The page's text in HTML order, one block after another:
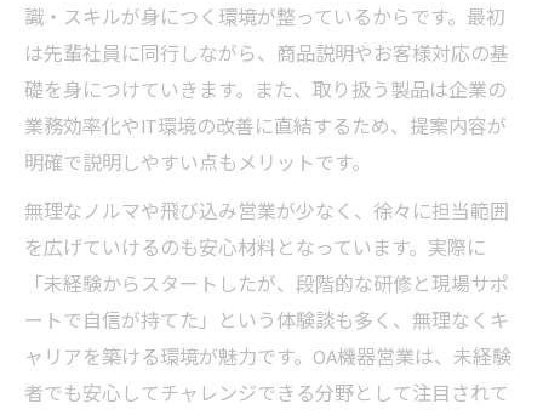
識・スキルが身につく環境が整っているからです。最初
は先輩社員に同行しながら、商品説明やお客様対応の基
礎を身につけていきます。また、取り扱う製品は企業の
業務効率化やIT環境の改善に直結するため、提案内容が
明確で説明しやすい点もメリットです。
無理なノルマや飛び込み営業が少なく、徐々に担当範囲
を広げていけるのも安心材料となっています。実際に
「未経験からスタートしたが、段階的な研修と現場サポ
ートで自信が持てた」という体験談も多く、無理なくキ
ャリアを築ける環境が魅力です。OA機器営業は、未経験
者でも安心してチャレンジできる分野として注目されて